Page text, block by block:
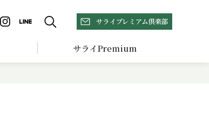
サライプレミアム倶楽部
サライPremium